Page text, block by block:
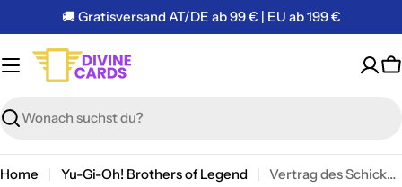
Inhalt
springen
🚚 Gratisversand AT/DE ab 99 € | EU ab 199 €
Suchen
Home Yu-Gi-Oh! Brothers of Legend Vertrag des Schicksals - Ultra Rare